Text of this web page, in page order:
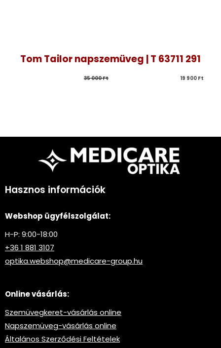
Tom Tailor napszemüveg | T 63711 291
35 000 Ft 19 900 Ft
Hasznos információk
Webshop ügyfélszolgálat:
H-P: 9:00-18:00
+36 1 881 3107
optika.webshop@medicare-group.hu
Online vásárlás:
Szemüvegkeret-vásárlás online
Napszemüveg-vásárlás online
Általános Szerződési Feltételek